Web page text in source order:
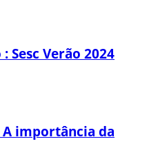
Sesc Verão 2024
A importância da